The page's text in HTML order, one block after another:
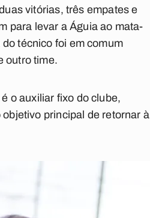
vitórias, três empates e
para levar a Águia ao mata-
técnico foi em comum
outro time.
o auxiliar fixo do clube,
principal de retornar à